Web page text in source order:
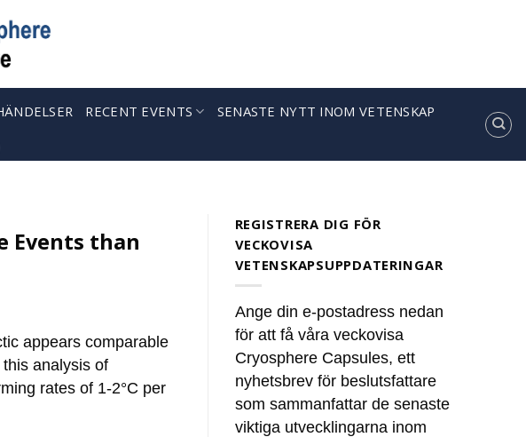
RECENT EVENTS SENASTE NYTT INOM VETENSKAP
Capsules’
Events than
appears comparable
analysis of
rates of 1-2°C per
REGISTRERA DIG FÖR
VECKOVISA
VETENSKAPSUPPDATERINGAR
Ange din e-postadress nedan
för att få våra veckovisa
Cryosphere Capsules, ett
nyhetsbrev för beslutsfattare
som sammanfattar de senaste
viktiga utvecklingarna inom